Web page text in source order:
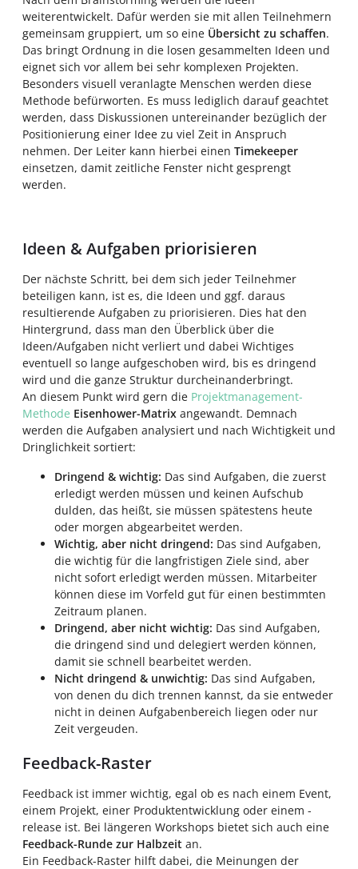
weiterentwickelt. Dafür werden sie mit allen Teilnehmern
gemeinsam gruppiert, um so eine Übersicht zu schaffen.
Das bringt Ordnung in die losen gesammelten Ideen und
eignet sich vor allem bei sehr komplexen Projekten.
Besonders visuell veranlagte Menschen werden diese
Methode befürworten. Es muss lediglich darauf geachtet
werden, dass Diskussionen untereinander bezüglich der
Positionierung einer Idee zu viel Zeit in Anspruch
nehmen. Der Leiter kann hierbei einen Timekeeper
einsetzen, damit zeitliche Fenster nicht gesprengt
werden.
Ideen & Aufgaben priorisieren
Der nächste Schritt, bei dem sich jeder Teilnehmer
beteiligen kann, ist es, die Ideen und ggf. daraus
resultierende Aufgaben zu priorisieren. Dies hat den
Hintergrund, dass man den Überblick über die
Ideen/Aufgaben nicht verliert und dabei Wichtiges
eventuell so lange aufgeschoben wird, bis es dringend
wird und die ganze Struktur durcheinanderbringt.
An diesem Punkt wird gern die Projektmanagement-
Methode Eisenhower-Matrix angewandt. Demnach
werden die Aufgaben analysiert und nach Wichtigkeit und
Dringlichkeit sortiert:
Dringend & wichtig: Das sind Aufgaben, die zuerst
erledigt werden müssen und keinen Aufschub
dulden, das heißt, sie müssen spätestens heute
oder morgen abgearbeitet werden.
Wichtig, aber nicht dringend: Das sind Aufgaben,
die wichtig für die langfristigen Ziele sind, aber
nicht sofort erledigt werden müssen. Mitarbeiter
können diese im Vorfeld gut für einen bestimmten
Zeitraum planen.
Dringend, aber nicht wichtig: Das sind Aufgaben,
die dringend sind und delegiert werden können,
damit sie schnell bearbeitet werden.
Nicht dringend & unwichtig: Das sind Aufgaben,
von denen du dich trennen kannst, da sie entweder
nicht in deinen Aufgabenbereich liegen oder nur
Zeit vergeuden.
Feedback-Raster
Feedback ist immer wichtig, egal ob es nach einem Event,
einem Projekt, einer Produktentwicklung oder einem -
release ist. Bei längeren Workshops bietet sich auch eine
Feedback-Runde zur Halbzeit an.
Ein Feedback-Raster hilft dabei, die Meinungen der